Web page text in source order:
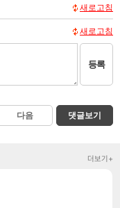
새로고침
새로고침
등록
다음 댓글보기
더보기+